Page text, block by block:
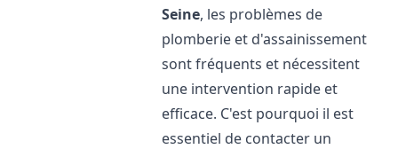
Seine, les problèmes de
plomberie et d'assainissement
sont fréquents et nécessitent
une intervention rapide et
efficace. C'est pourquoi il est
essentiel de contacter un